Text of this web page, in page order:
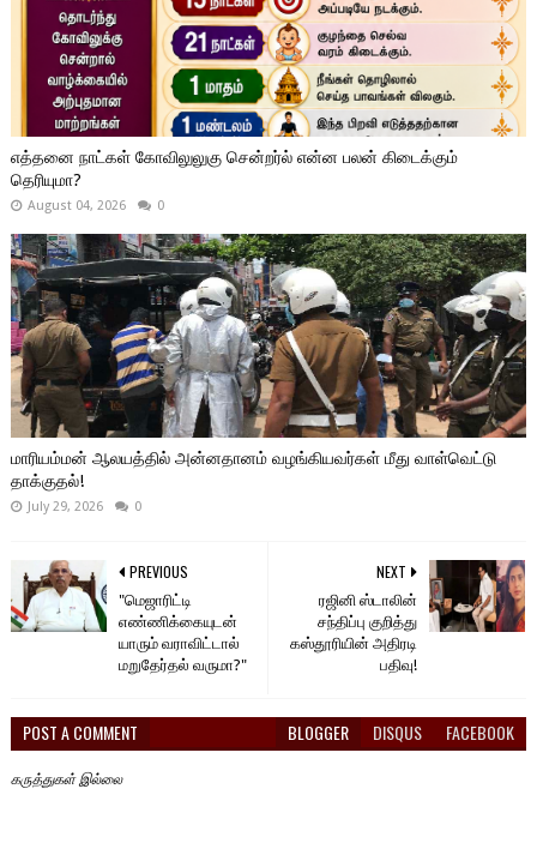
எத்தனை நாட்கள் கோவிலுலுகு சென்றர்ல் என்ன பலன் கிடைக்கும்
தெரியுமா?
August 04, 2026 0
மாரியம்மன் ஆலயத்தில் அன்னதானம் வழங்கியவர்கள் மீது வாள்வெட்டு
தாக்குதல்!
July 29, 2026 0
NEXT
ரஜினி ஸ்டாலின்
சந்திப்பு குறித்து
கஸ்தூரியின் அதிரடி
பதிவு!
PREVIOUS
"மெஜாரிட்டி
எண்ணிக்கையுடன்
யாரும் வராவிட்டால்
மறுதேர்தல் வருமா?"
POST A COMMENT BLOGGER DISQUS FACEBOOK
கருத்துகள் இல்லை